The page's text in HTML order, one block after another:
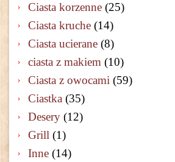
Ciasta korzenne (25)
Ciasta kruche (14)
Ciasta ucierane (8)
ciasta z makiem (10)
Ciasta z owocami (59)
Ciastka (35)
Desery (12)
Grill (1)
Inne (14)